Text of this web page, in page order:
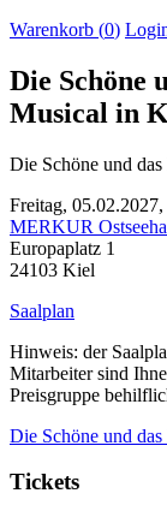
Warenkorb (0)
Die Schöne
Musical in
Die Schöne und
Freitag, 05.02.2027,
MERKUR
Europaplatz 1
24103 Kiel
Saalplan
Hinweis: der
Mitarbeiter sind
Preisgruppe
Die Schöne und
Tickets